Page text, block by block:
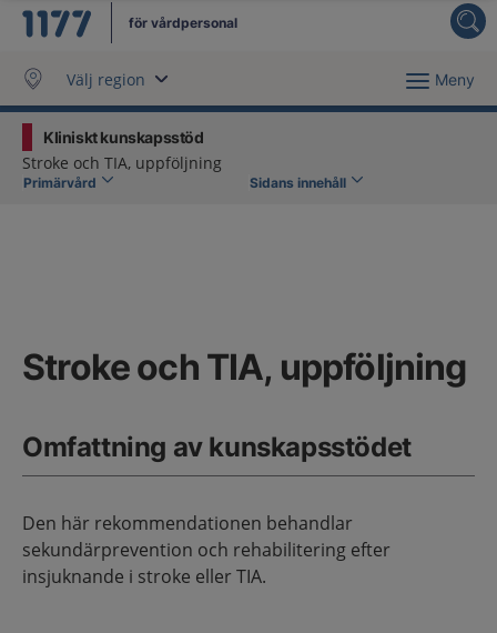
för vårdpersonal
Välj region Meny
Kliniskt kunskapsstöd
Stroke och TIA, uppföljning
Primärvård Sidans innehåll
Stroke och TIA, uppföljning
Omfattning av kunskapsstödet
Den här rekommendationen behandlar
sekundärprevention och rehabilitering efter
insjuknande i stroke eller TIA.